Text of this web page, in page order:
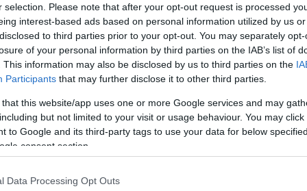
selection. Please note that after your opt-out request is processed
interest-based ads based on personal information utilized by us
to third parties prior to your opt-out. You may separately
of your personal information by third parties on the IAB’s list of
This information may also be disclosed by us to third parties on the
Participants that may further disclose it to other third parties.
that this website/app uses one or more Google services and may
but not limited to your visit or usage behaviour. You may
to Google and its third-party tags to use your data for below
consent section.
Data Processing Opt Outs
Τραμπ ανέφερε ότι ζήτησε από τον Ισραηλινό
Βηρυτό» και ότι ο συνομιλητής του δέχτηκε
αυτόν. Υποστήριξε επίσης ότι η Χεζμπολάχ
επέσεισε κατόπιν την απειλή πως ο
συνεχίσει τις επιθέσεις της στο βόρειο